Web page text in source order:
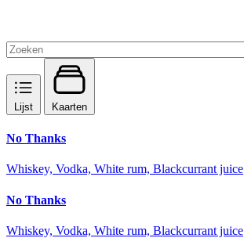
Lijst Kaarten
No Thanks
Whiskey, Vodka, White rum, Blackcurrant juice
No Thanks
Whiskey, Vodka, White rum, Blackcurrant juice